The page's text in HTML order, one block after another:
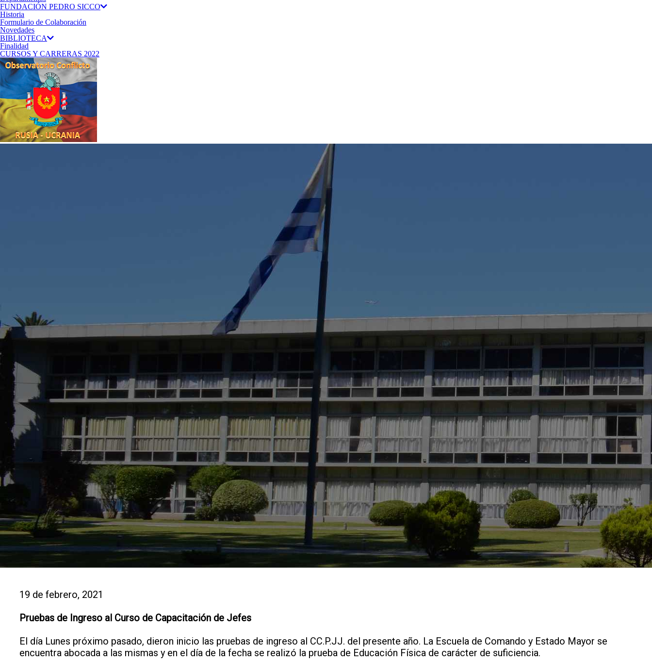
FUNDACIÓN PEDRO SICCO
Historia
Formulario de Colaboración
Novedades
BIBLIOTECA
Finalidad
CURSOS Y CARRERAS 2022
19 de febrero, 2021
Pruebas de Ingreso al Curso de Capacitación de Jefes
El día Lunes próximo pasado, dieron inicio las pruebas de ingreso al CC.P.JJ. del presente año. La Escuela de Comando y Estado Mayor se
encuentra abocada a las mismas y en el día de la fecha se realizó la prueba de Educación Física de carácter de suficiencia.